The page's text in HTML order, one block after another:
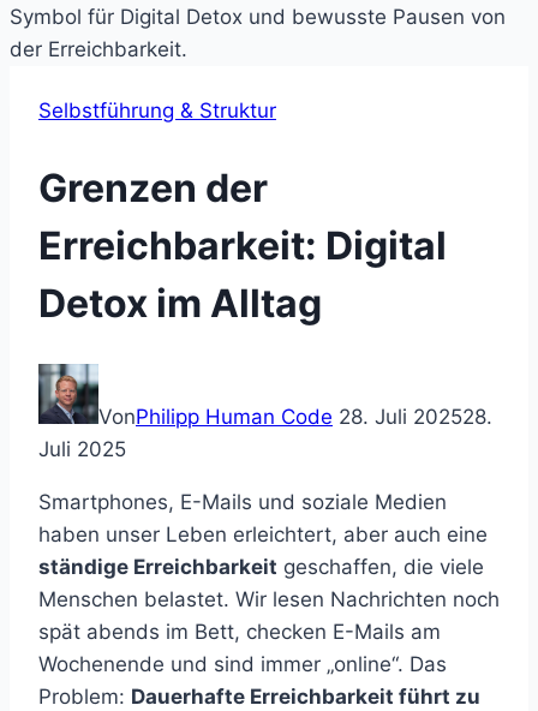
Selbstführung & Struktur
Grenzen der
Erreichbarkeit: Digital
Detox im Alltag
VonPhilipp Human Code 28. Juli 202528.
Juli 2025
Smartphones, E-Mails und soziale Medien
haben unser Leben erleichtert, aber auch eine
ständige Erreichbarkeit geschaffen, die viele
Menschen belastet. Wir lesen Nachrichten noch
spät abends im Bett, checken E-Mails am
Wochenende und sind immer „online“. Das
Problem: Dauerhafte Erreichbarkeit führt zu